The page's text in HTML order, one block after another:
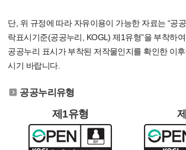
단, 위 규정에 따라 자유이용이 가능한 자료는 “공
락표시기준(공공누리, KOGL) 제1유형”을 부착하
공공누리 표시가 부착된 저작물인지를 확인한 이
시기 바랍니다.
공공누리유형
제1유형